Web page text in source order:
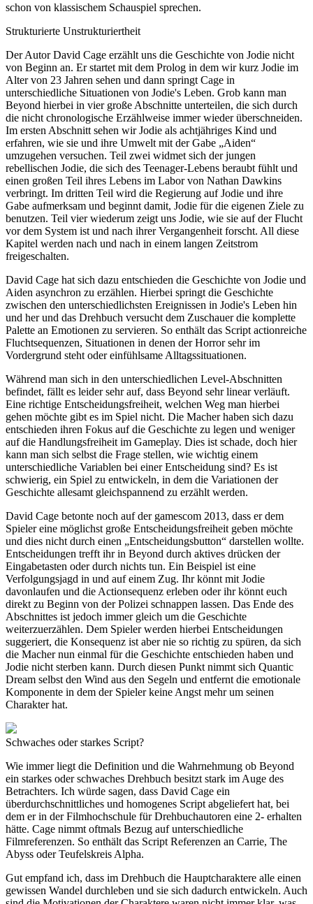
schon von klassischem Schauspiel sprechen.
Strukturierte Unstrukturiertheit
Der Autor David Cage erzählt uns die Geschichte von Jodie nicht
von Beginn an. Er startet mit dem Prolog in dem wir kurz Jodie im
Alter von 23 Jahren sehen und dann springt Cage in
unterschiedliche Situationen von Jodie's Leben. Grob kann man
Beyond hierbei in vier große Abschnitte unterteilen, die sich durch
die nicht chronologische Erzählweise immer wieder überschneiden.
Im ersten Abschnitt sehen wir Jodie als achtjähriges Kind und
erfahren, wie sie und ihre Umwelt mit der Gabe „Aiden“
umzugehen versuchen. Teil zwei widmet sich der jungen
rebellischen Jodie, die sich des Teenager-Lebens beraubt fühlt und
einen großen Teil ihres Lebens im Labor von Nathan Dawkins
verbringt. Im dritten Teil wird die Regierung auf Jodie und ihre
Gabe aufmerksam und beginnt damit, Jodie für die eigenen Ziele zu
benutzen. Teil vier wiederum zeigt uns Jodie, wie sie auf der Flucht
vor dem System ist und nach ihrer Vergangenheit forscht. All diese
Kapitel werden nach und nach in einem langen Zeitstrom
freigeschalten.
David Cage hat sich dazu entschieden die Geschichte von Jodie und
Aiden asynchron zu erzählen. Hierbei springt die Geschichte
zwischen den unterschiedlichsten Ereignissen in Jodie's Leben hin
und her und das Drehbuch versucht dem Zuschauer die komplette
Palette an Emotionen zu servieren. So enthält das Script actionreiche
Fluchtsequenzen, Situationen in denen der Horror sehr im
Vordergrund steht oder einfühlsame Alltagssituationen.
Während man sich in den unterschiedlichen Level-Abschnitten
befindet, fällt es leider sehr auf, dass Beyond sehr linear verläuft.
Eine richtige Entscheidungsfreiheit, welchen Weg man hierbei
gehen möchte gibt es im Spiel nicht. Die Macher haben sich dazu
entschieden ihren Fokus auf die Geschichte zu legen und weniger
auf die Handlungsfreiheit im Gameplay. Dies ist schade, doch hier
kann man sich selbst die Frage stellen, wie wichtig einem
unterschiedliche Variablen bei einer Entscheidung sind? Es ist
schwierig, ein Spiel zu entwickeln, in dem die Variationen der
Geschichte allesamt gleichspannend zu erzählt werden.
David Cage betonte noch auf der gamescom 2013, dass er dem
Spieler eine möglichst große Entscheidungsfreiheit geben möchte
und dies nicht durch einen „Entscheidungsbutton“ darstellen wollte.
Entscheidungen trefft ihr in Beyond durch aktives drücken der
Eingabetasten oder durch nichts tun. Ein Beispiel ist eine
Verfolgungsjagd in und auf einem Zug. Ihr könnt mit Jodie
davonlaufen und die Actionsequenz erleben oder ihr könnt euch
direkt zu Beginn von der Polizei schnappen lassen. Das Ende des
Abschnittes ist jedoch immer gleich um die Geschichte
weiterzuerzählen. Dem Spieler werden hierbei Entscheidungen
suggeriert, die Konsequenz ist aber nie so richtig zu spüren, da sich
die Macher nun einmal für die Geschichte entschieden haben und
Jodie nicht sterben kann. Durch diesen Punkt nimmt sich Quantic
Dream selbst den Wind aus den Segeln und entfernt die emotionale
Komponente in dem der Spieler keine Angst mehr um seinen
Charakter hat.
Schwaches oder starkes Script?
Wie immer liegt die Definition und die Wahrnehmung ob Beyond
ein starkes oder schwaches Drehbuch besitzt stark im Auge des
Betrachters. Ich würde sagen, dass David Cage ein
überdurchschnittliches und homogenes Script abgeliefert hat, bei
dem er in der Filmhochschule für Drehbuchautoren eine 2- erhalten
hätte. Cage nimmt oftmals Bezug auf unterschiedliche
Filmreferenzen. So enthält das Script Referenzen an Carrie, The
Abyss oder Teufelskreis Alpha.
Gut empfand ich, dass im Drehbuch die Hauptcharaktere alle einen
gewissen Wandel durchleben und sie sich dadurch entwickeln. Auch